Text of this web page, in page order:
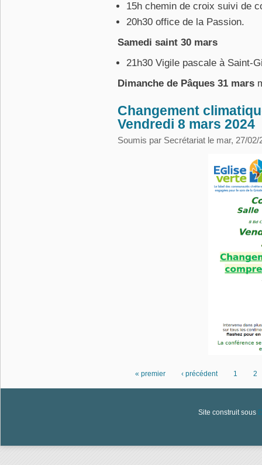
15h chemin de croix suivi de
20h30 office de la Passion.
Samedi saint 30 mars
21h30 Vigile pascale à Saint-
Dimanche de Pâques 31 mars
Changement
Vendredi 8 mars 2024
Soumis par Secrétariat le mar, 27/02/
Pages« premier ‹ précédent 1 2
Site construit sous